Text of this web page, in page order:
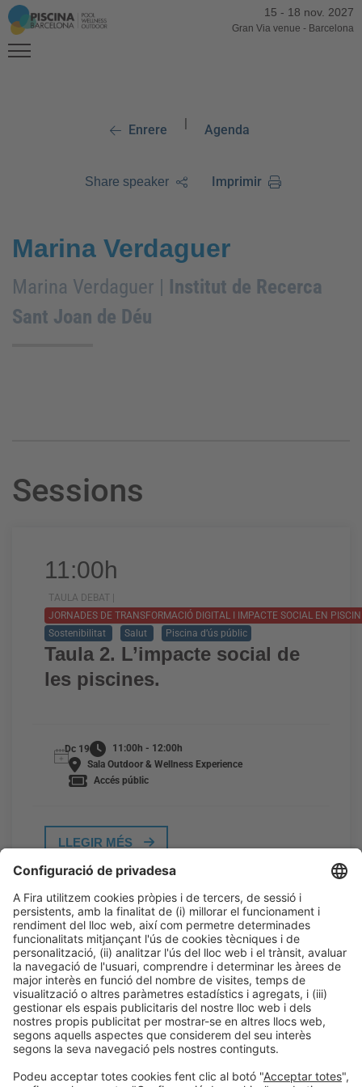
15 - 18 nov. 2027
Gran Via venue - Barcelona
Enrere | Agenda
Share speaker Imprimir
Marina Verdaguer
Marina Verdaguer | Institut de Recerca
Sant Joan de Déu
Sessions
11:00h
TAULA DEBAT |
JORNADES DE TRANSFORMACIÓ DIGITAL I IMPACTE SOCIAL EN
Sostenibilitat
Salut Piscina d’ús públic
Taula 2. L’impacte social de
les piscines.
Dc 19
11:00h - 12:00h
Sala Outdoor & Wellness Experience
Accés públic
LLEGIR MÉS
Informació generalAvís legalPolítica de privacitat
Política de cookies